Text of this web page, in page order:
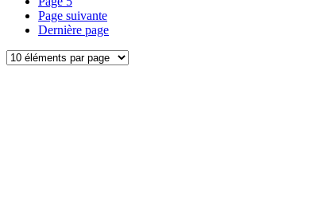
Page suivante
Dernière page